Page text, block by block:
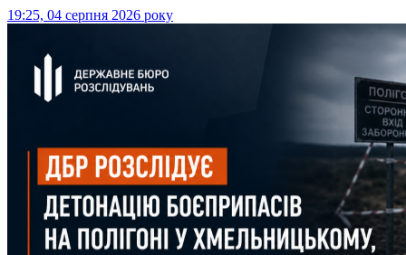
19:25, 04 серпня 2026 року